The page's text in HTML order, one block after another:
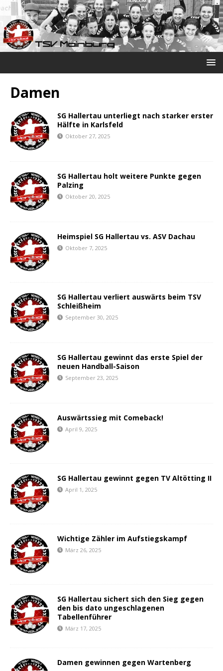
Damen
SG Hallertau unterliegt nach starker erster
Hälfte in Karlsfeld
Oktober 27, 2025
SG Hallertau holt weitere Punkte gegen
Palzing
Oktober 20, 2025
Heimspiel SG Hallertau vs. ASV Dachau
Oktober 7, 2025
SG Hallertau verliert auswärts beim TSV
Schleißheim
September 30, 2025
SG Hallertau gewinnt das erste Spiel der
neuen Handball-Saison
September 23, 2025
Auswärtssieg mit Comeback!
April 9, 2025
SG Hallertau gewinnt gegen TV Altötting II
April 1, 2025
Wichtige Zähler im Aufstiegskampf
März 26, 2025
SG Hallertau sichert sich den Sieg gegen
den bis dato ungeschlagenen
Tabellenführer
März 17, 2025
Damen gewinnen gegen Wartenberg